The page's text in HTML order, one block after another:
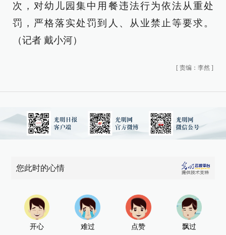
次，对幼儿园集中用餐违法行为依法从重处
罚，严格落实处罚到人、从业禁止等要求。
（记者 戴小河）
[ 责编：李然 ]
您此时的心情
开心 难过 点赞 飘过